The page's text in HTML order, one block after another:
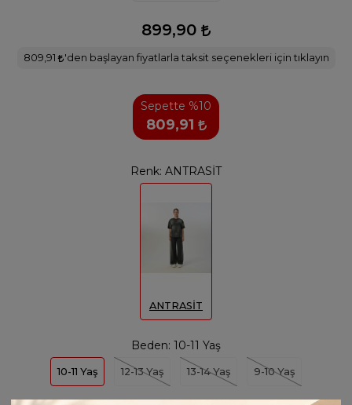
899,90
809,91 'den başlayan fiyatlarla taksit seçenekleri için tıklayın
Sepette %10
809,91
Renk: ANTRASİT
ANTRASİT
Beden: 10-11 Yaş
10-11 Yaş 12-13 Yaş 13-14 Yaş 9-10 Yaş